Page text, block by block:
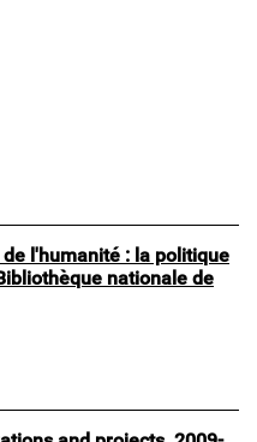
l'humanité : la politique
nationale de